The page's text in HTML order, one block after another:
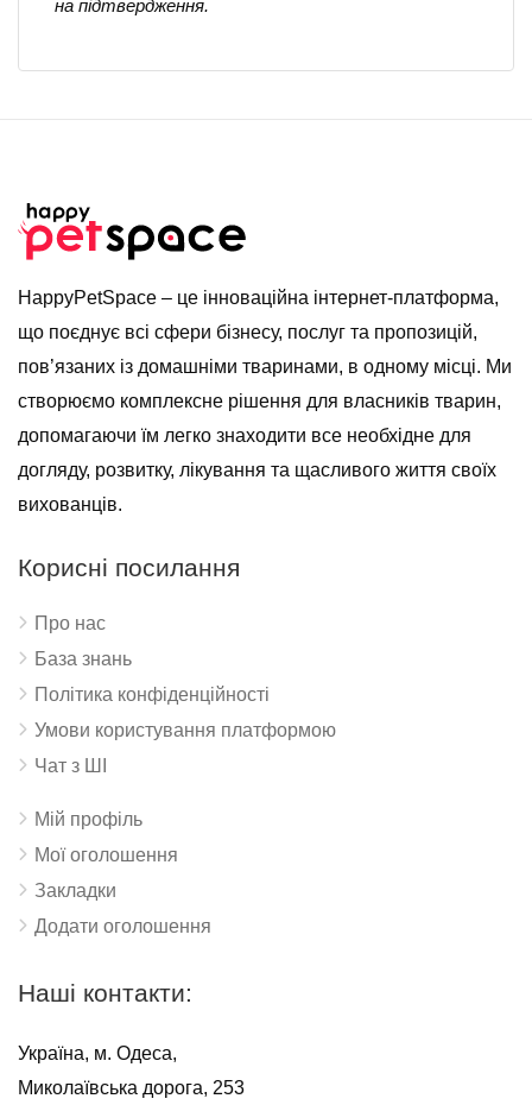
на підтвердження.
HappyPetSpace – це інноваційна інтернет-платформа,
що поєднує всі сфери бізнесу, послуг та пропозицій,
пов’язаних із домашніми тваринами, в одному місці. Ми
створюємо комплексне рішення для власників тварин,
допомагаючи їм легко знаходити все необхідне для
догляду, розвитку, лікування та щасливого життя своїх
вихованців.
Корисні посилання
Про нас
База знань
Політика конфіденційності
Умови користування платформою
Чат з ШІ
Мій профіль
Мої оголошення
Закладки
Додати оголошення
Наші контакти:
Україна, м. Одеса,
Миколаївська дорога, 253